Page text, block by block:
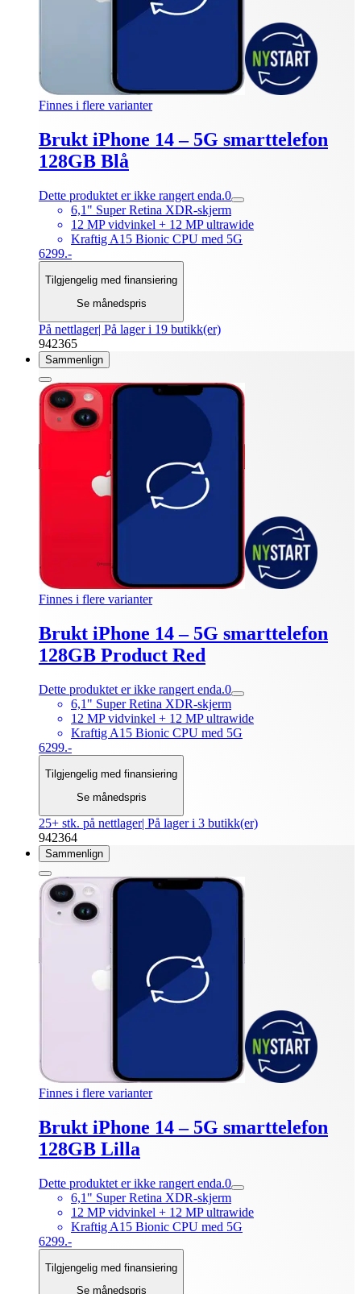
Finnes i flere varianter
Brukt iPhone 14 – 5G smarttelefon
128GB Blå
Dette produktet er ikke rangert enda.0
6,1" Super Retina XDR-skjerm
12 MP vidvinkel + 12 MP ultrawide
Kraftig A15 Bionic CPU med 5G
6299.-
Tilgjengelig med finansiering
Se månedspris
På nettlager| På lager i 19 butikk(er)
942365
Sammenlign
Finnes i flere varianter
Brukt iPhone 14 – 5G smarttelefon
128GB Product Red
Dette produktet er ikke rangert enda.0
6,1" Super Retina XDR-skjerm
12 MP vidvinkel + 12 MP ultrawide
Kraftig A15 Bionic CPU med 5G
6299.-
Tilgjengelig med finansiering
Se månedspris
25+ stk. på nettlager| På lager i 3 butikk(er)
942364
Sammenlign
Finnes i flere varianter
Brukt iPhone 14 – 5G smarttelefon
128GB Lilla
Dette produktet er ikke rangert enda.0
6,1" Super Retina XDR-skjerm
12 MP vidvinkel + 12 MP ultrawide
Kraftig A15 Bionic CPU med 5G
6299.-
Tilgjengelig med finansiering
Se månedspris